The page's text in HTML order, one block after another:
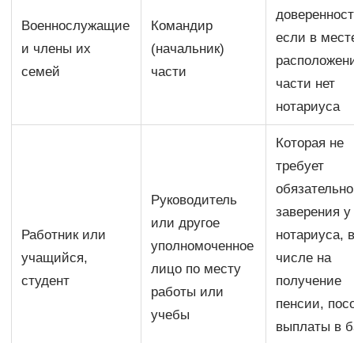
Военнослужащие
и члены их
семей
Командир
(начальник)
части
если в
части нет
нотариуса
Работник или
учащийся,
студент
Руководитель
или другое
уполномоченное
лицо по месту
работы или
учебы
Которая не
требует
заверения у
нотариуса,
числе на
получение
пенсии,
выплаты в